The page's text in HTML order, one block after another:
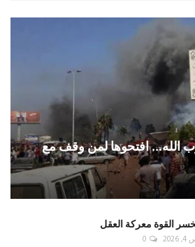
الله... افتحوها لمن وقف مع
القوة معركة العقل
0